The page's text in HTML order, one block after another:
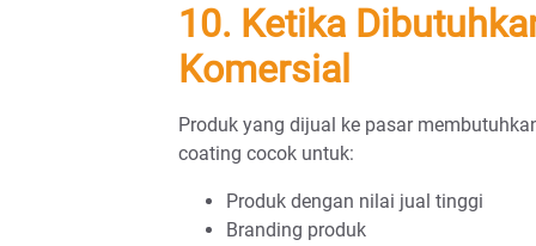
10. Ketika
Komersial
Produk yang dijual ke pasar
coating cocok untuk:
Produk dengan nilai jual tinggi
Branding produk